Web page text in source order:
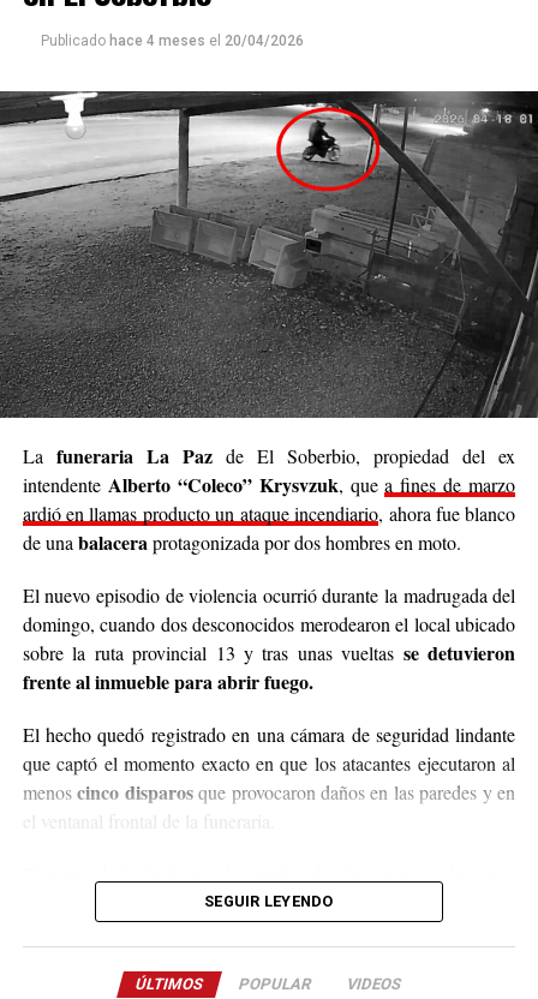
siendo parte de algo genuino”.
Luego continuó: “Nuestro deseo es poder llegar a
cada rincón de Posadas
, acompañar, contener y
brindar un poco de alivio a quienes están pasando
momentos difíciles. No podemos cambiar el mundo
entero, pero sí podemos cambiar el día de alguien”.
Se trata de una iniciativa hecha a pulmón, con esfuerzo
propio y con el acompañamiento de cada persona que
decide sumar su granito de arena, ya sea concamperas,
buzos, sacos, frazadas, colchas, mantas, bufandas,
gorros, guantes y todo lo que pueda abrigar.
Cabe destacar que para mediados de mayo será la
entrega de donaciones y tienen planificado realizar ollas
populares de arroz con pollo, por lo que también
recibirán donaciones de alimentos no perecederos.
Para comunicarse con el organizador de la iniciativa,
podrán enviar mensajes, audios o realizar llamadas al
3764140551
o a través de Instagram
@agustin_pineiroo
Publicado hace 4 meses el 20/04/2026
La funeraria La Pazde El Soberbio, propiedad del ex
intendente Alberto “Coleco” Krysvzuk, quea fines de marzo
ardió en llamas producto un ataque incendiario, ahora fue blanco
de una balacera protagonizada por dos hombres en moto.
El nuevo episodio de violencia ocurrió durante la madrugada del
domingo, cuando dos desconocidos merodearon el local ubicado
sobre la ruta provincial 13 y tras unas vueltas se detuvieron
frente al inmueble para abrir fuego.
El hecho quedó registrado en una cámara de seguridad lindante
que captó el momento exacto en que los atacantes ejecutaron al
menoscinco disparosque provocaron daños en las paredes y en
el ventanal frontal de la funeraria.
hacia el acceso a El Soberbio y en el lugar intervino el personal
SEGUIR LEYENDO
ÚLTIMOS POPULAR VIDEOS